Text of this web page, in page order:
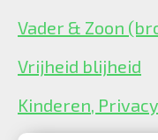
Vader & Zoon
Vrijheid blijheid
Kinderen,